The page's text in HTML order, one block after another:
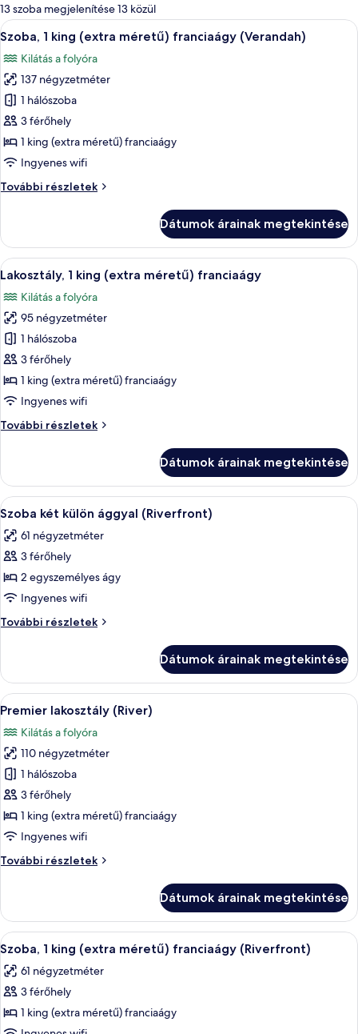
álló
szűrők
13 szoba megjelenítése 13 közül
A
következő
szoba
összes
képének
megtekintése:
Szoba,
1
(extra
(Verandah)
Egy tetőterasz, ahol medence,
6
Szoba, 1 king (extra méretű) franciaágy (Verandah)
Kilátás a folyóra
137 négyzetméter
1 hálószoba
3 férőhely
1 king (extra méretű) franciaágy
Ingyenes wifi
További részletek
Szoba,
méretű)
franciaágy
(Verandah)
részletei
Dátumok árainak megtekintése
A
következő
szoba
összes
képének
megtekintése:
Lakosztály,
1
(extra
Egy modern szállodaszoba, nagy
6
Lakosztály, 1 king (extra méretű) franciaágy
Kilátás a folyóra
95 négyzetméter
1 hálószoba
3 férőhely
1 king (extra méretű) franciaágy
Ingyenes wifi
További részletek
Lakosztály,
méretű)
franciaágy
további
Dátumok árainak megtekintése
A
következő
szoba
összes
képének
megtekintése:
Szoba
két
ággyal
(Riverfront)
Egy nagy ablakos szoba, ahonnan
5
Szoba két külön ággyal (Riverfront)
61 négyzetméter
3 férőhely
2 egyszemélyes ágy
Ingyenes wifi
További részletek
Szoba
(Riverfront)
további
részletei
Dátumok árainak megtekintése
A
következő
szoba
összes
képének
megtekintése:
Premier
lakosztály
(River)
Egy szállodai szoba, amelyben egy
8
Premier lakosztály (River)
Kilátás a folyóra
110 négyzetméter
1 hálószoba
3 férőhely
1 king (extra méretű) franciaágy
Ingyenes wifi
További részletek
Premier
részletei
Dátumok árainak megtekintése
A
következő
szoba
összes
képének
Egy szállodai szoba, amelyben egy
6
Szoba, 1 king (extra méretű) franciaágy (Riverfront)
61 négyzetméter
3 férőhely
1 king (extra méretű) franciaágy